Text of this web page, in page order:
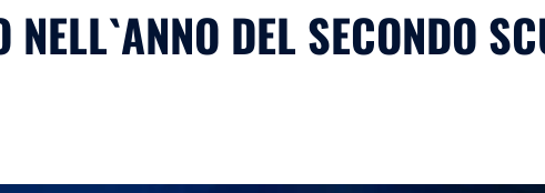
DEL SECONDO